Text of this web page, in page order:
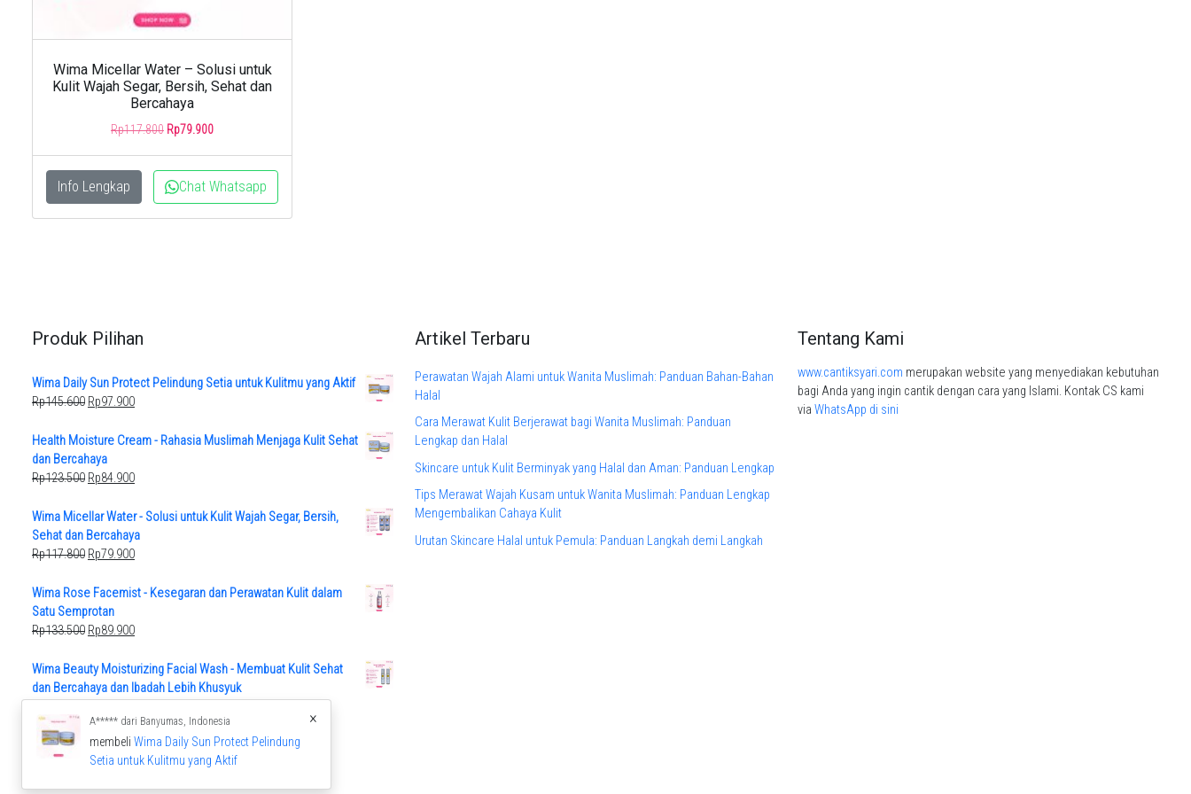
Wima Micellar Water – Solusi untuk
Kulit Wajah Segar, Bersih, Sehat dan
Bercahaya
Rp117.800 Original
Rp117.800.
Rp79.900Current
Rp79.900.
Info Lengkap Chat Whatsapp
Produk Pilihan
Wima Daily Sun Protect Pelindung Setia untuk Kulitmu yang Aktif
Rp145.600 Original
was:
Rp145.600.
Rp97.900Current
is:
Health Moisture Cream - Rahasia Muslimah Menjaga Kulit Sehat
dan Bercahaya
Rp123.500 Original
was:
Rp123.500.
Rp84.900Current
is:
Rp84.900.
Wima Micellar Water - Solusi untuk Kulit Wajah Segar, Bersih,
Sehat dan Bercahaya
Rp117.800 Original
was:
Rp117.800.
Rp79.900Current
is:
Wima Rose Facemist - Kesegaran dan Perawatan Kulit dalam
Satu Semprotan
Rp133.500 Original
was:
Rp133.500.
Rp89.900Current
is:
Rp89.900.
Wima Beauty Moisturizing Facial Wash - Membuat Kulit Sehat
dan Bercahaya dan Ibadah Lebih Khusyuk
price
was:
Rp112.000.
price
is:
Rp75.900.
Artikel Terbaru
Perawatan Wajah Alami untuk Wanita Muslimah: Panduan Bahan-Bahan
Halal
Cara Merawat Kulit Berjerawat bagi Wanita Muslimah: Panduan
Lengkap dan Halal
Skincare untuk Kulit Berminyak yang Halal dan Aman: Panduan Lengkap
Tips Merawat Wajah Kusam untuk Wanita Muslimah: Panduan Lengkap
Mengembalikan Cahaya Kulit
Urutan Skincare Halal untuk Pemula: Panduan Langkah demi Langkah
Tentang Kami
www.cantiksyari.com merupakan website yang menyediakan kebutuhan
bagi Anda yang ingin cantik dengan cara yang Islami. Kontak CS kami
via WhatsApp di sini
×
A***** dari Banyumas, Indonesia
membeli Wima Daily Sun Protect Pelindung
Setia untuk Kulitmu yang Aktif